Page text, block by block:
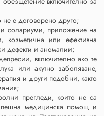
не е договорено друго;
солариуми, приложение на
козметична или ефективна
дефекти и аномалии;
включително ако те
или акутно заболяване,
и други подобни, както
прегледи, които не са
медицинска помощ и